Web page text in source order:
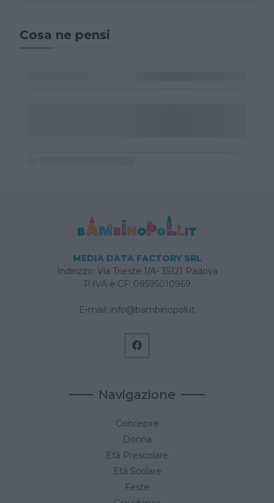
Cosa ne pensi
MEDIA DATA FACTORY SRL
Indirizzo: Via Trieste 1/A- 35121 Padova
P.IVA e CF: 09595010969
E-mail: info@bambinopoli.it
Navigazione
Concepire
Donna
Età Prescolare
Età Scolare
Feste